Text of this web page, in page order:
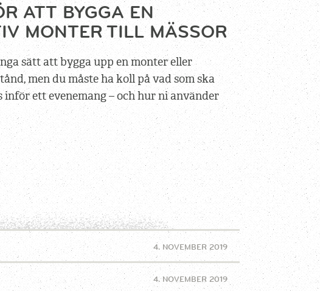
ATT BYGGA EN
MONTER TILL MÄSSOR
sätt att bygga upp en monter eller
men du måste ha koll på vad som ska
inför ett evenemang – och hur ni använder
4. NOVEMBER 2019
4. NOVEMBER 2019